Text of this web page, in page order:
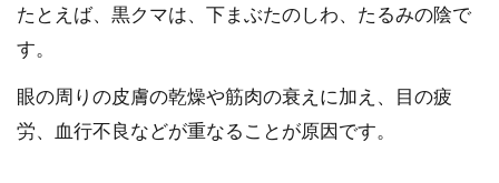
たとえば、黒クマは、下まぶたのしわ、たるみの陰で
す。
眼の周りの皮膚の乾燥や筋肉の衰えに加え、目の疲
労、血行不良などが重なることが原因です。